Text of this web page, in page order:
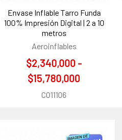
Envase Inflable Tarro Funda
100% Impresión Digital | 2 a 10
metros
Aeroinflables
$2,340,000 -
$15,780,000
CO11106